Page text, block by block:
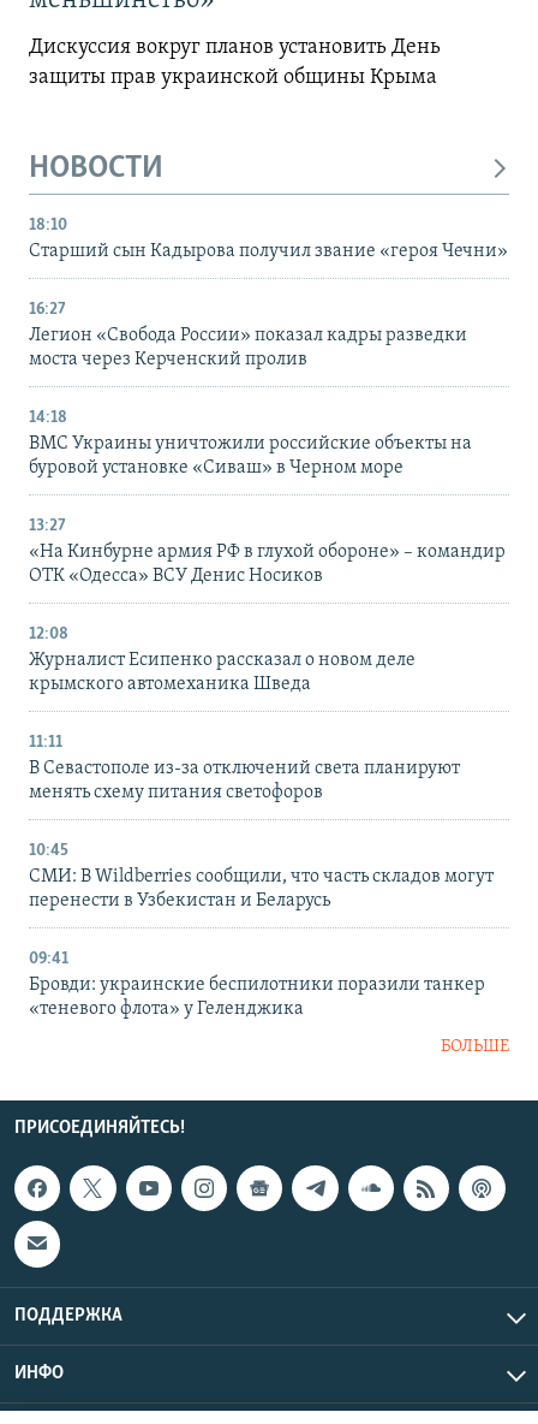
Дискуссия вокруг планов установить День
защиты прав украинской общины Крыма
НОВОСТИ
18:10
Старший сын Кадырова получил звание «героя Чечни»
16:27
Легион «Свобода России» показал кадры разведки
моста через Керченский пролив
14:18
ВМС Украины уничтожили российские объекты на
буровой установке «Сиваш» в Черном море
13:27
«На Кинбурне армия РФ в глухой обороне» – командир
ОТК «Одесса» ВСУ Денис Носиков
12:08
Журналист Есипенко рассказал о новом деле
крымского автомеханика Шведа
11:11
В Севастополе из-за отключений света планируют
менять схему питания светофоров
10:45
СМИ: В Wildberries сообщили, что часть складов могут
перенести в Узбекистан и Беларусь
09:41
Бровди: украинские беспилотники поразили танкер
«теневого флота» у Геленджика
БОЛЬШЕ
ПРИСОЕДИНЯЙТЕСЬ!
ПОДДЕРЖКА
ИНФО